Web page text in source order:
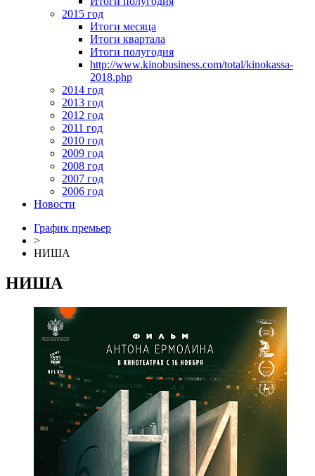
2015 год
Итоги месяца
Итоги квартала
Итоги полугодия
http://www.kinobusiness.com/total/kinokassa-
2018.php
2014 год
2013 год
2012 год
2011 год
2010 год
2009 год
2008 год
2007 год
2006 год
Новости
График премьер
>
НИША
НИША